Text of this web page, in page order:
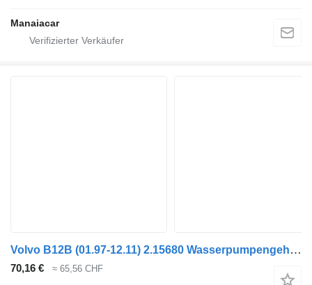
Manaiacar
Volvo B12B (01.97-12.11) 2.15680 Wasserpumpengehäuse für Volvo B6, B7, B9, B10, B12 bus (1978-2011)
70,16 € ≈ 65,56 CHF